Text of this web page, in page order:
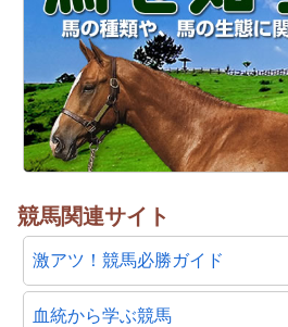
競馬関連サイト
激アツ！競馬必勝ガイド
血統から学ぶ競馬